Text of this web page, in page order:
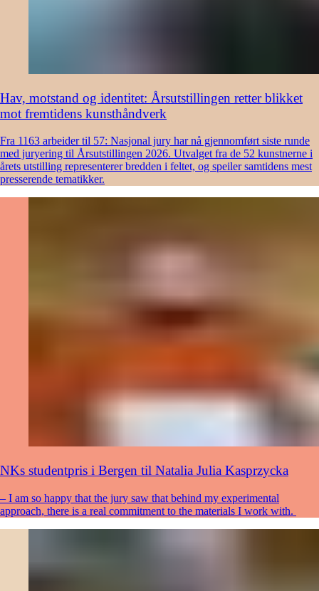
Hav, motstand og identitet: Årsutstillingen retter blikket
mot fremtidens kunsthåndverk
Fra 1163 arbeider til 57: Nasjonal jury har nå gjennomført siste runde
med juryering til Årsutstillingen 2026. Utvalget fra de 52 kunstnerne i
årets utstilling representerer bredden i feltet, og speiler samtidens mest
presserende tematikker.
NKs studentpris i Bergen til Natalia Julia Kasprzycka
– I am so happy that the jury saw that behind my experimental
approach, there is a real commitment to the materials I work with.